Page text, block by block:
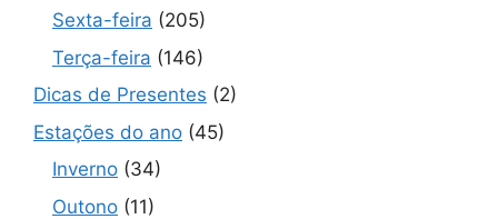
Sexta-feira (205)
Terça-feira (146)
Dicas de Presentes (2)
Estações do ano (45)
Inverno (34)
Outono (11)